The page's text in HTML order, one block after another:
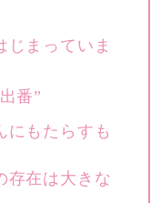
じまっていま
番”
にもたらすも
存在は大きな